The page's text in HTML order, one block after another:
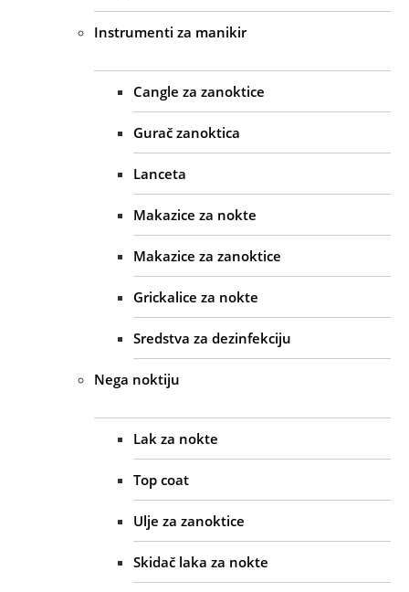
Instrumenti za manikir
Cangle za zanoktice
Gurač zanoktica
Lanceta
Makazice za nokte
Makazice za zanoktice
Grickalice za nokte
Sredstva za dezinfekciju
Nega noktiju
Lak za nokte
Top coat
Ulje za zanoktice
Skidač laka za nokte